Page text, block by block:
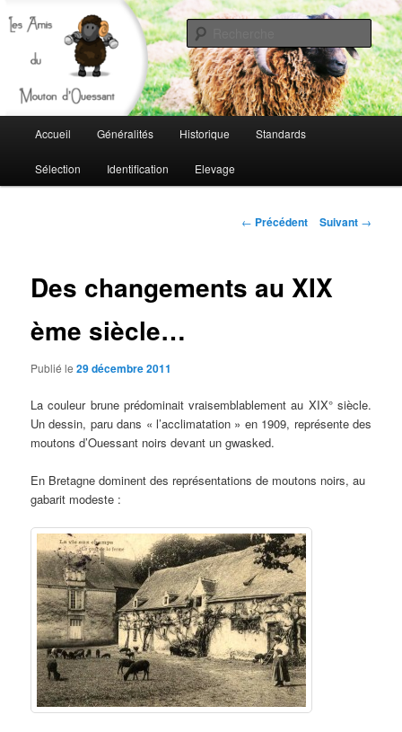
Les amis du mouton d'ouessant
principal
Aller
au
Accueil Généralités Historique Standards
Sélection Identification Elevage
Navigation
← Précédent Suivant →
Des changements au XIX
ème siècle…
Publié le29 décembre 2011
La couleur brune prédominait vraisemblablement au XIX° siècle.
Un dessin, paru dans « l’acclimatation » en 1909, représente des
moutons d’Ouessant noirs devant un gwasked.
En Bretagne dominent des représentations de moutons noirs, au
gabarit modeste :